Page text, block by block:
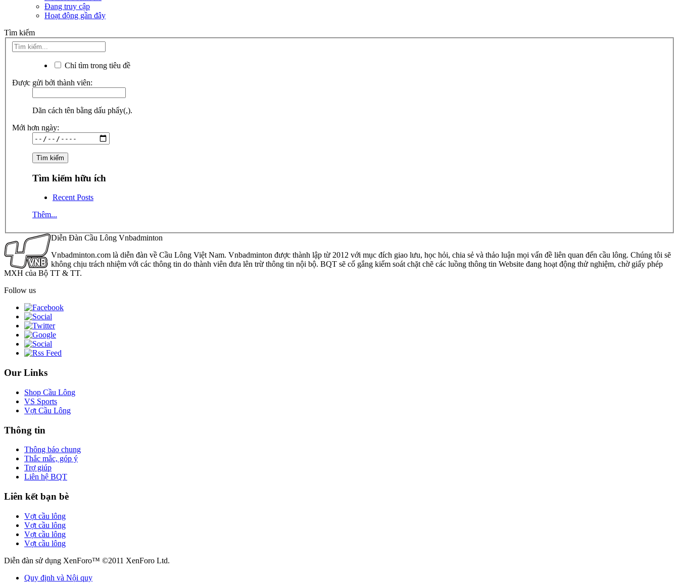
Đang truy cập
Hoạt động gần đây
Tìm kiếm
Chỉ tìm trong tiêu đề
Được gửi bởi thành viên:
Dãn cách tên bằng dấu phẩy(,).
Mới hơn ngày:
Tìm kiếm hữu ích
Recent Posts
Thêm...
Diễn Đàn Cầu Lông Vnbadminton
Vnbadminton.com là diễn đàn về Cầu Lông Việt Nam. Vnbadminton được thành lập từ 2012 với mục đích giao lưu, học hỏi, chia sẻ và thảo luận mọi vấn đề liên quan đến cầu lông. Chúng tôi sẽ
không chịu trách nhiệm với các thông tin do thành viên đưa lên trừ thông tin nội bộ. BQT sẽ cố gắng kiểm soát chặt chẽ các luồng thông tin Website đang hoạt động thử nghiệm, chờ giấy phép
MXH của Bộ TT & TT.
Follow us
Our Links
Shop Cầu Lông
VS Sports
Vợt Cầu Lông
Thông tin
Thông báo chung
Thắc mắc, góp ý
Trợ giúp
Liên hệ BQT
Liên kết bạn bè
Vợt cầu lông
Vợt cầu lông
Vợt cầu lông
Vợt cầu lông
Diễn đàn sử dụng XenForo™ ©2011 XenForo Ltd.
Quy định và Nội quy